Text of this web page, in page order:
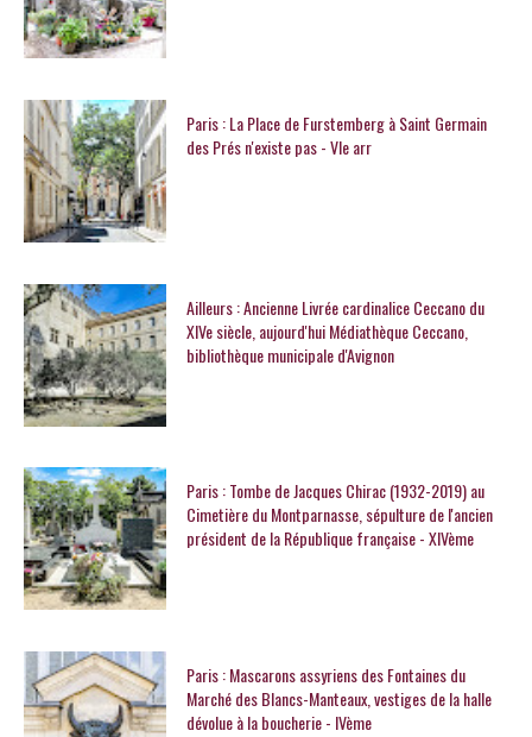
Paris : La Place de Furstemberg à Saint Germain
des Prés n'existe pas - VIe arr
Ailleurs : Ancienne Livrée cardinalice Ceccano du
XIVe siècle, aujourd'hui Médiathèque Ceccano,
bibliothèque municipale d'Avignon
Paris : Tombe de Jacques Chirac (1932-2019) au
Cimetière du Montparnasse, sépulture de l'ancien
président de la République française - XIVème
Paris : Mascarons assyriens des Fontaines du
Marché des Blancs-Manteaux, vestiges de la halle
dévolue à la boucherie - IVème